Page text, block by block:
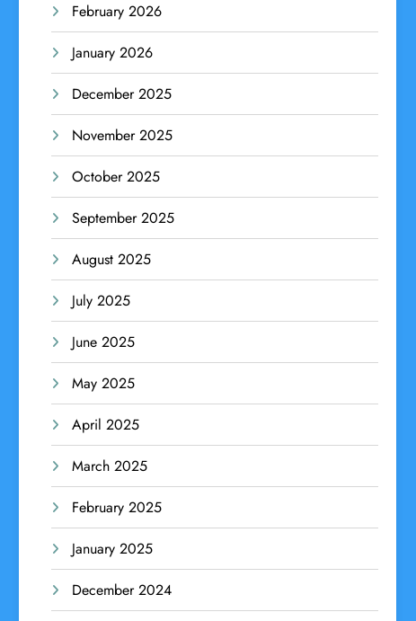
February 2026
January 2026
December 2025
November 2025
October 2025
September 2025
August 2025
July 2025
June 2025
May 2025
April 2025
March 2025
February 2025
January 2025
December 2024